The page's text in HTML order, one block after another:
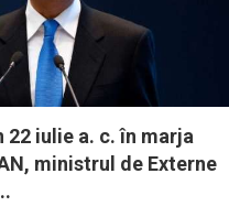
22 iulie a. c. în marja
ministrul de Externe